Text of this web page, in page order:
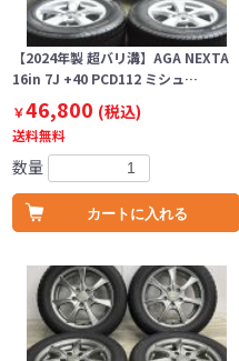
【2024年製 超バリ溝】AGA NEXTA
16in 7J +40 PCD112 ミシュ…
￥46,800 (税込)
送料無料
数量
カートに入れる